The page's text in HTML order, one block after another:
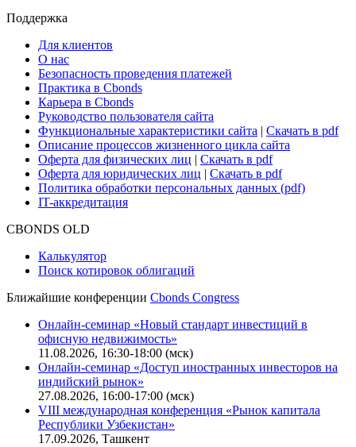
Поддержка
Для клиентов
О нас
Безопасность проведения платежей
Практика в Cbonds
Карьера в Cbonds
Руководство пользователя сайта
Функциональные характеристики сайта | Скачать в pdf
Описание процессов жизненного цикла сайта
Оферта для физических лиц | Скачать в pdf
Оферта для юридических лиц | Скачать в pdf
Политика обработки персональных данных (pdf)
IT-аккредитация
CBONDS OLD
Калькулятор
Поиск котировок облигаций
Ближайшие конференции Cbonds Congress
Онлайн-семинар «Новый стандарт инвестиций в
офисную недвижимость»
11.08.2026, 16:30-18:00 (мск)
Онлайн-семинар «Доступ иностранных инвесторов на
индийский рынок»
27.08.2026, 16:00-17:00 (мск)
VIII международная конференция «Рынок капитала
Республики Узбекистан»
17.09.2026, Ташкент